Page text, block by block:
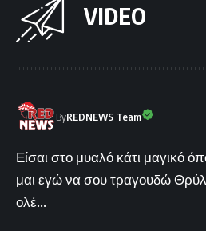
VIDEO
ByREDNEWS Team
Είσαι στο μυαλό κάτι μαγικό
μαι εγώ να σου τραγουδώ
ολέ...